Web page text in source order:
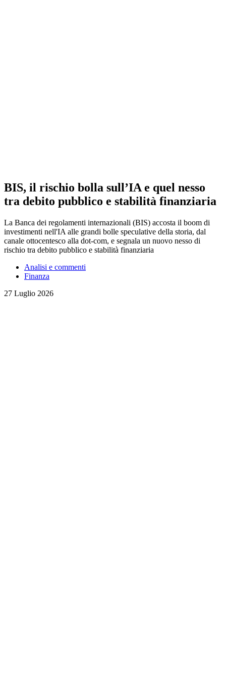
BIS, il rischio bolla sull’IA e quel nesso
tra debito pubblico e stabilità finanziaria
La Banca dei regolamenti internazionali (BIS) accosta il boom di
investimenti nell'IA alle grandi bolle speculative della storia, dal
canale ottocentesco alla dot-com, e segnala un nuovo nesso di
rischio tra debito pubblico e stabilità finanziaria
Analisi e commenti
Finanza
27 Luglio 2026